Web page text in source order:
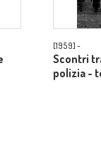
[1959] -
Scontri
polizia -